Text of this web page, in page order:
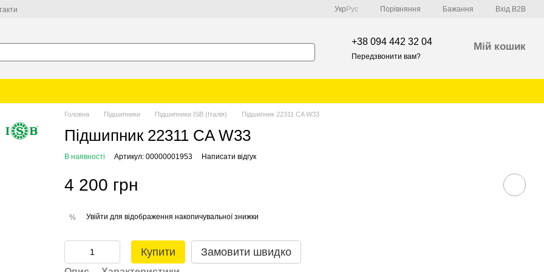
Укр Рус Порівняння Бажання Вхід B2B
+38 094 442 32 04
Передзвонити вам?
Мій кошик
Головна Підшипники Підшипники ISB (Італія) Підшипник 22311 CA W33
Підшипник 22311 CA W33
В наявності Артикул: 00000001953 Написати відгук
4 200 грн
% Увійти для відображення накопичувальної знижки
Купити Замовити швидко